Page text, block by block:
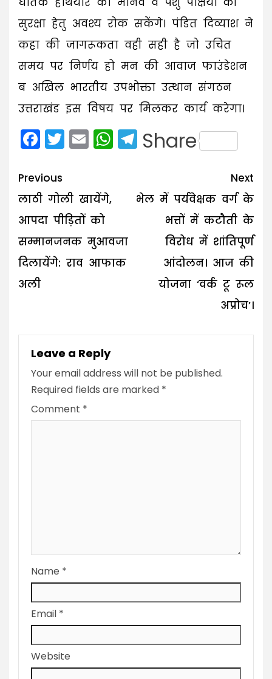
सुरक्षा हेतु अवश्य रोक सकेंगे। पंडित दिव्याश ने
कहा की जागरूकता वही सही है जो उचित
समय पर निर्णय हो मन की आवाज फाउंडेशन
ब अखिल भारतीय उपभोक्ता उत्थान संगठन
उत्तराखंड इस विषय पर मिलकर कार्य करेगा।
Facebook
Twitter
EmailWhatsApp
Telegram
Share
Post
navigation
Previous
लाठी गोली खायेंगे,
आपदा पीड़ितों को
सम्मानजनक मुआवजा
दिलायेंगे: राव आफाक
अली
Next
भेल में पर्यवेक्षक वर्ग के
भत्तों में कटौती के
विरोध में शांतिपूर्ण
आंदोलन। आज की
योजना ‘वर्क टू रूल
अप्रोच’।
Leave a Reply
Your email address will not be published.
Required fields are marked *
Comment *
Name *
Email *
Website